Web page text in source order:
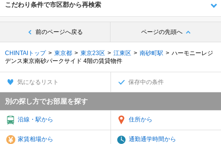
こだわり条件で市区郡から再検索
前のページへ戻る ページの先頭へ
CHINTAIトップ 東京都 東京23区 江東区 南砂町駅
ハーモニーレジ
デンス東京南砂パークサイド 4階の賃貸物件
気になるリスト 保存中の条件
別の探し方でお部屋を探す
沿線・駅から 住所から
家賃相場から 通勤通学時間から